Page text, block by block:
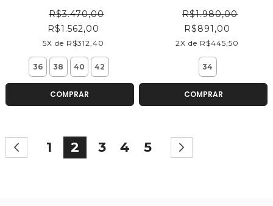
R$3.470,00
R$1.562,00
5X de R$312,40
36 38 40 42
COMPRAR
R$1.980,00
R$891,00
2X de R$445,50
34
COMPRAR
Página Página
Anterior
Página
1 Você esta lendo a pagina
2 Página
3 Página
4 Página
5